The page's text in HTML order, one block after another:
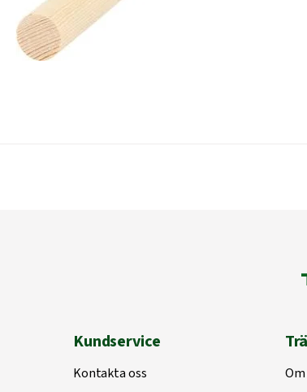
Kundservice
Kontakta oss
Om